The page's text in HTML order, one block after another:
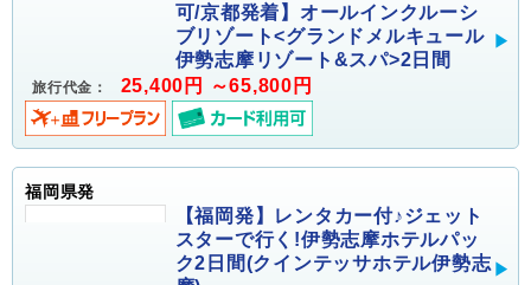
可/京都発着】オールインクルーシ
ブリゾート<グランドメルキュール
伊勢志摩リゾート&スパ>2日間
旅行代金： 25,400円 ～65,800円
福岡県発
【福岡発】レンタカー付♪ジェット
スターで行く!伊勢志摩ホテルパッ
ク2日間(クインテッサホテル伊勢志